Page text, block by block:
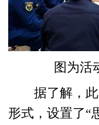
图为活
据了解，此
形式，设置了“